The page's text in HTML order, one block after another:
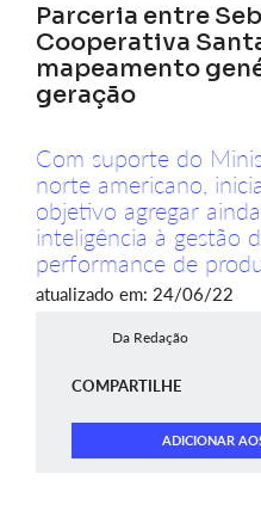
Parceria entre
Cooperativa
mapeamento
geração
Com suporte do
norte americano,
objetivo agregar
inteligência à gestão
performance de
atualizado em: 24/06/22
Da Redação
COMPARTILHE
ADICIONAR